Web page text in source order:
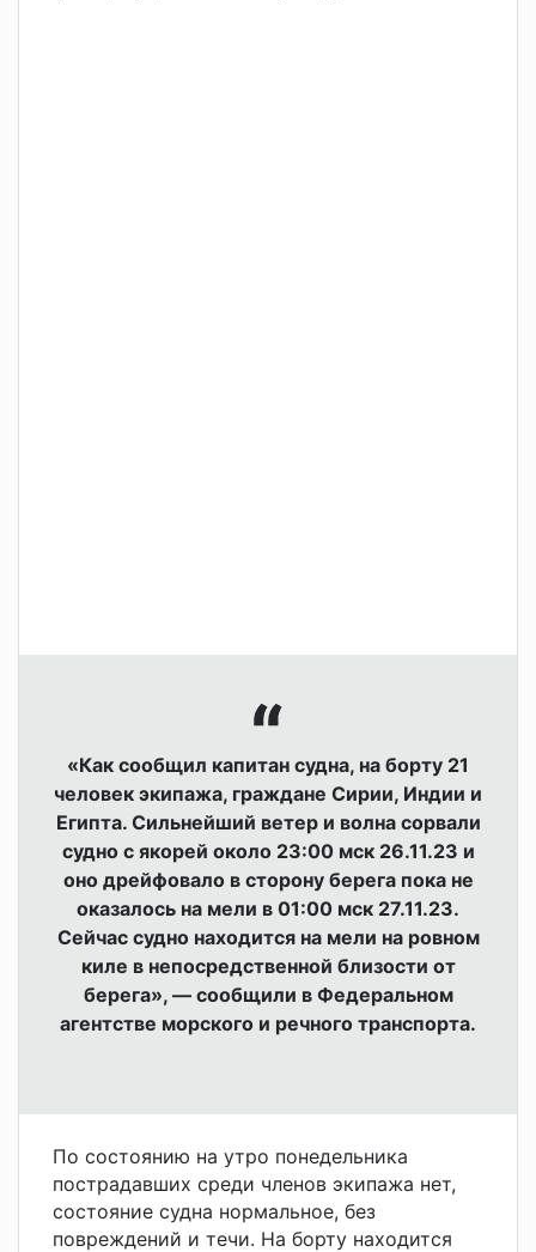
«Как сообщил капитан судна, на борту 21
человек экипажа, граждане Сирии, Индии и
Египта. Сильнейший ветер и волна сорвали
судно с якорей около 23:00 мск 26.11.23 и
оно дрейфовало в сторону берега пока не
оказалось на мели в 01:00 мск 27.11.23.
Сейчас судно находится на мели на ровном
киле в непосредственной близости от
берега», — сообщили в Федеральном
агентстве морского и речного транспорта.
По состоянию на утро понедельника
пострадавших среди членов экипажа нет,
состояние судна нормальное, без
повреждений и течи. На борту находится